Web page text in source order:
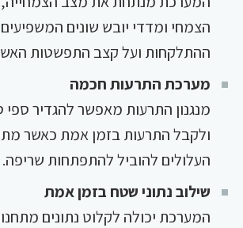
הצמחי ומדדי יובש שונים
ההתלקחות ועל קצב התפשטות
מערכת התרעות חכמה
מנגנון התרעות מאפשר להגדיר ספי
ולקבל התרעות בזמן אמת כאשר
העלולים להוביל להתפתחות שריפה.
שילוב נתוני שטח בזמן אמת
המערכת יכולה לקלוט נתונים